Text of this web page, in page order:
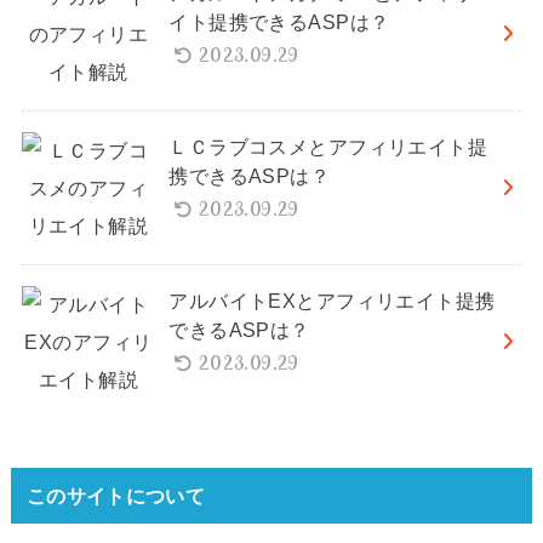
イト提携できるASPは？
2023.09.29
ＬＣラブコスメとアフィリエイト提
携できるASPは？
2023.09.29
アルバイトEXとアフィリエイト提携
できるASPは？
2023.09.29
このサイトについて